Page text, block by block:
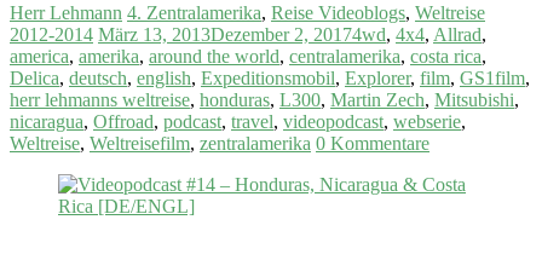
Herr Lehmann 4. Zentralamerika, Reise Videoblogs, Weltreise
2012-2014 März 13, 2013Dezember 2, 20174wd, 4x4, Allrad,
america, amerika, around the world, centralamerika, costa rica,
Delica, deutsch, english, Expeditionsmobil, Explorer, film, GS1film,
herr lehmanns weltreise, honduras, L300, Martin Zech, Mitsubishi,
nicaragua, Offroad, podcast, travel, videopodcast, webserie,
Weltreise, Weltreisefilm, zentralamerika 0 Kommentare